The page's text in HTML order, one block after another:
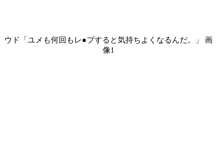
ウド「ユメも何回もレ●プすると気持ちよくなるんだ。」 画
像1